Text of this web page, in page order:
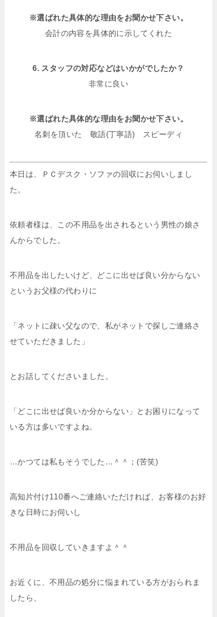
※選ばれた具体的な理由をお聞かせ下さい。
会計の内容を具体的に示してくれた
6. スタッフの対応などはいかがでしたか？
非常に良い
※選ばれた具体的な理由をお聞かせ下さい。
名刺を頂いた 敬語(丁寧語) スピーディ
本日は、ＰＣデスク・ソファの回収にお伺いしまし
た。
依頼者様は、この不用品を出されるという男性の娘さ
んからでした。
不用品を出したいけど、どこに出せば良い分からない
というお父様の代わりに
「ネットに疎い父なので、私がネットで探しご連絡さ
せていただきました」
とお話してくださいました。
「どこに出せば良いか分からない」とお困りになって
いる方は多いですよね。
…かつては私もそうでした…＾＾；(苦笑)
高知片付け110番へご連絡いただければ、お客様のお好
きな日時にお伺いし
不用品を回収していきますよ＾＾
お近くに、不用品の処分に悩まれている方がおられま
したら、